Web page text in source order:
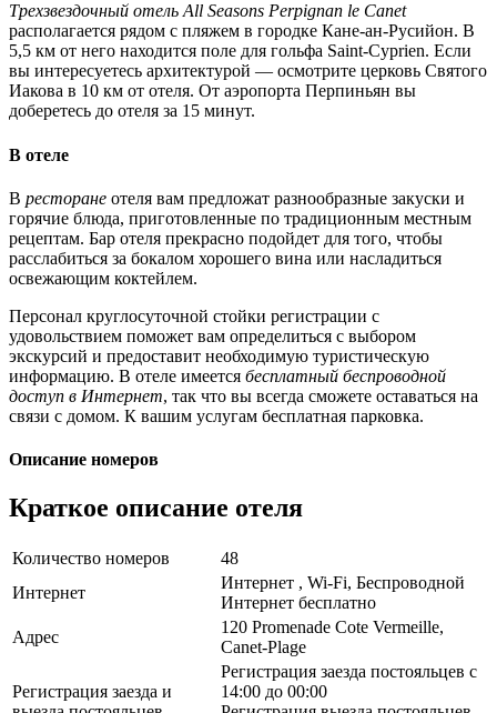
Трехзвездочный отель All Seasons Perpignan le Canet
располагается рядом с пляжем в городке Кане-ан-Русийон. В
5,5 км от него находится поле для гольфа Saint-Cyprien. Если
вы интересуетесь архитектурой — осмотрите церковь Святого
Иакова в 10 км от отеля. От аэропорта Перпиньян вы
доберетесь до отеля за 15 минут.
В отеле
В ресторане отеля вам предложат разнообразные закуски и
горячие блюда, приготовленные по традиционным местным
рецептам. Бар отеля прекрасно подойдет для того, чтобы
расслабиться за бокалом хорошего вина или насладиться
освежающим коктейлем.
Персонал круглосуточной стойки регистрации с
удовольствием поможет вам определиться с выбором
экскурсий и предоставит необходимую туристическую
информацию. В отеле имеется бесплатный беспроводной
доступ в Интернет, так что вы всегда сможете оставаться на
связи с домом. К вашим услугам бесплатная парковка.
Описание номеров
Краткое описание отеля
Количество номеров
48
Интернет
Интернет , Wi-Fi, Беспроводной
Интернет бесплатно
Адрес
120 Promenade Cote Vermeille,
Canet-Plage
Регистрация заезда и
Регистрация заезда постояльцев с
14:00 до 00:00